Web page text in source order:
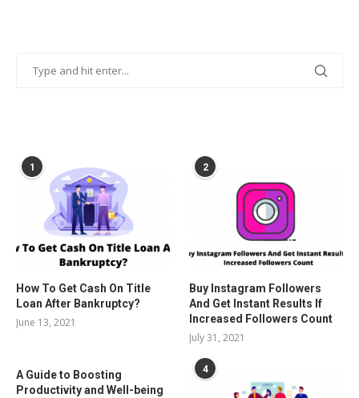
1
How To Get Cash On Title
Loan After Bankruptcy?
June 13, 2021
2
Buy Instagram Followers
And Get Instant Results If
Increased Followers Count
July 31, 2021
A Guide to Boosting
Productivity and Well-being
4